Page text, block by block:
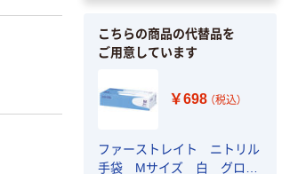
こちらの商品の代替品を
ご用意しています
￥698 （税込）
ファーストレイト ニトリル
手袋 Mサイズ 白 グロー